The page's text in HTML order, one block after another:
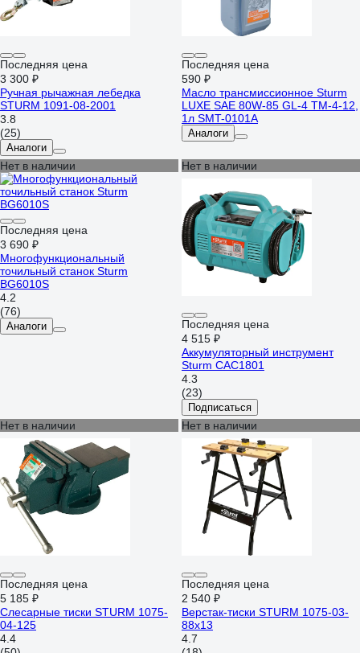
Последняя цена
3 300 ₽
Ручная рычажная лебедка
STURM 1091-08-2001
3.8
(25)
Аналоги
Последняя цена
590 ₽
Масло трансмиссионное Sturm
LUXE SAE 80W-85 GL-4 ТМ-4-12,
1л SMT-0101A
Аналоги
Нет в наличии
Последняя цена
3 690 ₽
Многофункциональный
точильный станок Sturm
BG6010S
4.2
(76)
Аналоги
Нет в наличии
Последняя цена
4 515 ₽
Аккумуляторный инструмент
Sturm CAC1801
4.3
(23)
Подписаться
Нет в наличии
Последняя цена
5 185 ₽
Слесарные тиски STURM 1075-
04-125
4.4
Нет в наличии
Последняя цена
2 540 ₽
Верстак-тиски STURM 1075-03-
88x13
4.7